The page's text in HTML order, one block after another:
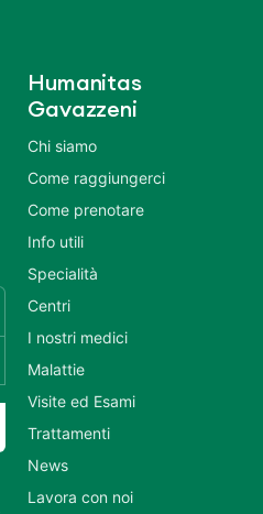
Humanitas
Gavazzeni
Chi siamo
Come raggiungerci
Come prenotare
Info utili
Specialità
Centri
I nostri medici
Malattie
Visite ed Esami
Trattamenti
News
Lavora con noi